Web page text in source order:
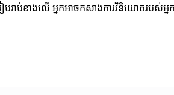
ប់ខាងលើ អ្នកអាចកសាងការវិនិយោគរបស់អ្ន